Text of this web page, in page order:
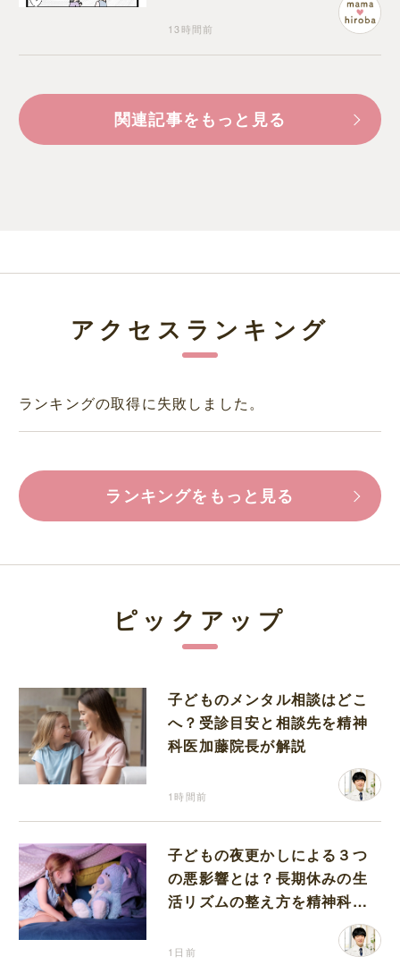
13時間前
関連記事をもっと見る
アクセスランキング
ランキングの取得に失敗しました。
ランキングをもっと見る
ピックアップ
子どものメンタル相談はどこ
へ？受診目安と相談先を精神
科医加藤院長が解説
1時間前
子どもの夜更かしによる３つ
の悪影響とは？長期休みの生
活リズムの整え方を精神科医
1日前